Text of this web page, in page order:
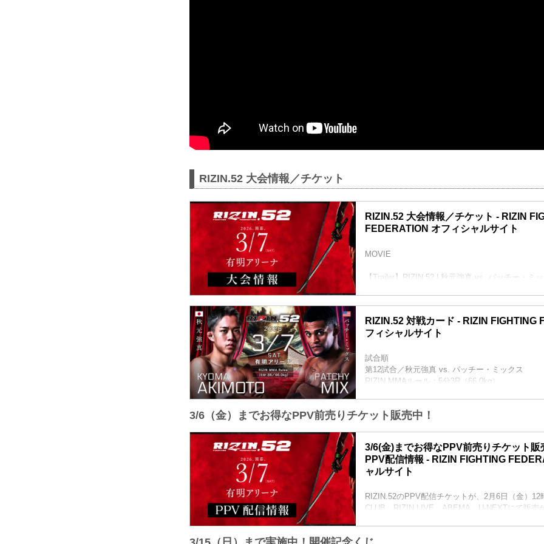
RIZIN.52 大会情報／チケット
RIZIN.52 大会情報／チケット - RIZIN
FEDERATION オフィシャルサイト
MOVIE
【Trailer】RIZIN.52 | 秋元強真 vs. パッチー・ミ
2026年3月7日（土）12:30開場／14:00開始
会場
TOKYO ARIAKE ARENA｜「東京有明アリーナ」
東京有明アリーナ(TOKYO ARIAKE ARENA INC.)
トです。東京の文化とグローバルなエンタテイン
RIZIN.52 対戦カード - RIZIN FIGHTING
フィシャルサイト
試合順
第12試合／秋元強真 vs. パッチー・ミックス
RIZIN MMAルール：5分3R（66.0kg）
RIZIN MMAルール：5分3R（71.0kg）
RIZIN MMAルール：5分3R（66.0kg）
高木凌 vs. 木村柊也
第9試合／ビクター・コレスニック vs. 相本宗輝
3/6（金）までお得なPPV前売りチケット販売中！
3/6(金)までお得なPPV前売りチケット販
PPV配信情報 - RIZIN FIGHTING
ャルサイト
RIZIN.52のPPV配信チケットが、2月6日（金）12
CLUB、RIZIN LIVE、ABEMA、U-NEXTにて販売